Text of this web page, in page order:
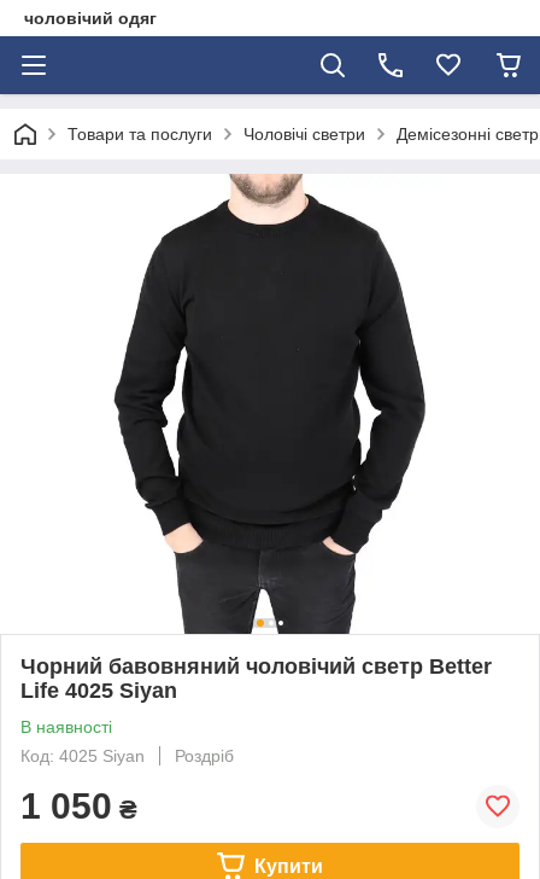
чоловічий одяг
Товари та послуги Чоловічі светри Демісезонні
Чорний бавовняний чоловічий светр Better
Life 4025 Siyan
В наявності
Код: 4025 Siyan
Роздріб
1 050 ₴
Купити